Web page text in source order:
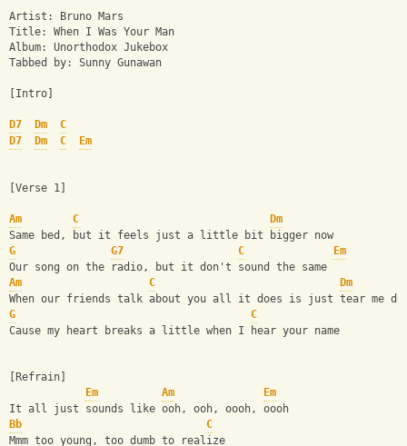
Artist: Bruno Mars
Title: When I Was Your Man
Album: Unorthodox Jukebox
Tabbed by: Sunny Gunawan
[Intro]
D7 Dm
C
D7
Dm C Em
[Verse 1]
Am C
Dm
Same bed, but it feels just a little bit bigger now
G
G7 C
Em
Our song on the radio, but it don't sound the same
Am
C
Dm
When our friends talk about you all it does is just tear me
G
C
Cause my heart breaks a little when I hear your name
[Refrain]
Em
Am
Em
It all just sounds like ooh, ooh, oooh, oooh
Bb
C
Mmm too young, too dumb to realize